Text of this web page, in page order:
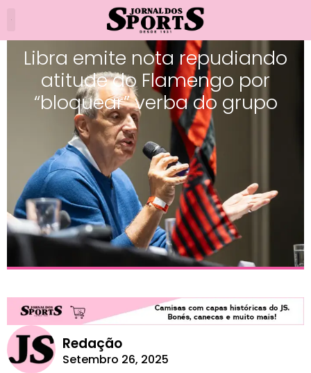
Libra emite nota repudiando
atitude do Flamengo por
“bloquear” verba do grupo
Redação
Setembro 26, 2025